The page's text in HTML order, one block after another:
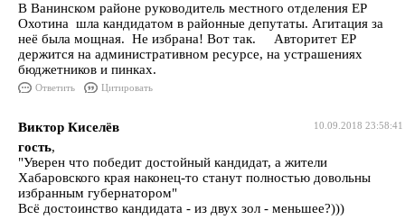
В Ванинском районе руководитель местного отделения ЕР
Охотина шла кандидатом в районные депутаты. Агитация за
неё была мощная. Не избрана! Вот так. Авторитет ЕР
держится на административном ресурсе, на устрашениях
бюджетников и пинках.
Ответить Цитировать
10.09.2018 23:58:41
Виктор Киселёв
гость,
"Уверен что победит достойный кандидат, а жители
Хабаровского края наконец-то станут полностью довольны
избранным губернатором"
Всё достоинство кандидата - из двух зол - меньшее?)))